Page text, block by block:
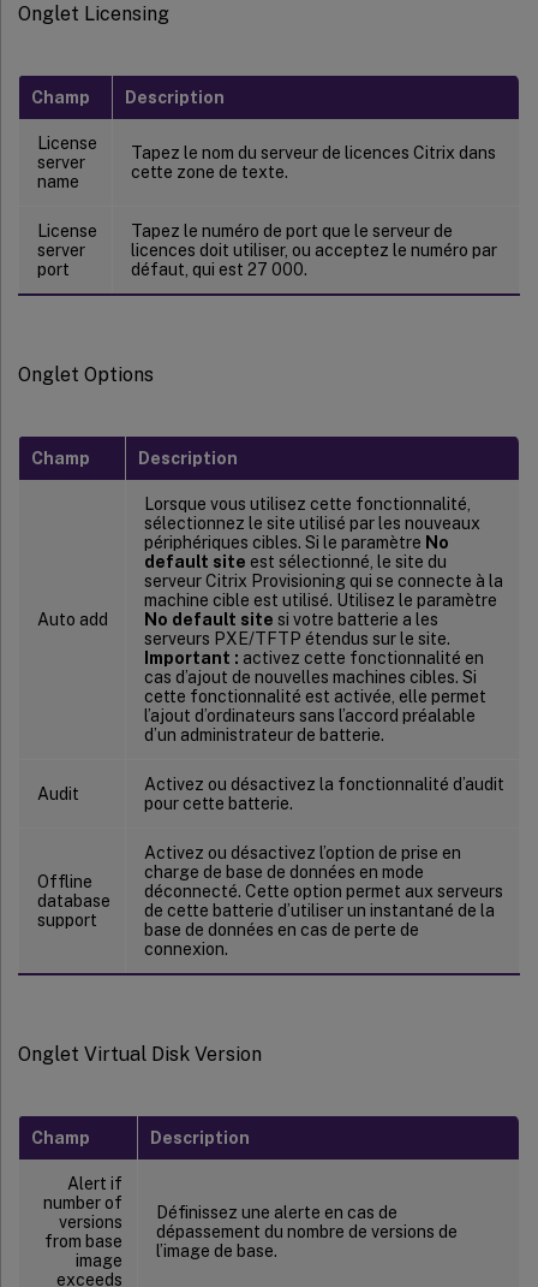
Onglet Licensing
Champ Description
License
server
name
Tapez le nom du serveur de licences Citrix dans
cette zone de texte.
License
server
port
Tapez le numéro de port que le serveur de
licences doit utiliser, ou acceptez le numéro par
défaut, qui est 27 000.
Onglet Options
Champ Description
Auto add
Lorsque vous utilisez cette fonctionnalité,
sélectionnez le site utilisé par les nouveaux
périphériques cibles. Si le paramètre No
default site est sélectionné, le site du
serveur Citrix Provisioning qui se connecte à la
machine cible est utilisé. Utilisez le paramètre
No default site si votre batterie a les
serveurs PXE/TFTP étendus sur le site.
Important : activez cette fonctionnalité en
cas d’ajout de nouvelles machines cibles. Si
cette fonctionnalité est activée, elle permet
l’ajout d’ordinateurs sans l’accord préalable
d’un administrateur de batterie.
Audit
Activez ou désactivez la fonctionnalité d’audit
pour cette batterie.
Offline
database
support
Activez ou désactivez l’option de prise en
charge de base de données en mode
déconnecté. Cette option permet aux serveurs
de cette batterie d’utiliser un instantané de la
base de données en cas de perte de
connexion.
Onglet Virtual Disk Version
Champ Description
Alert if
number of
versions
from base
image
exceeds
Définissez une alerte en cas de
dépassement du nombre de versions de
l’image de base.